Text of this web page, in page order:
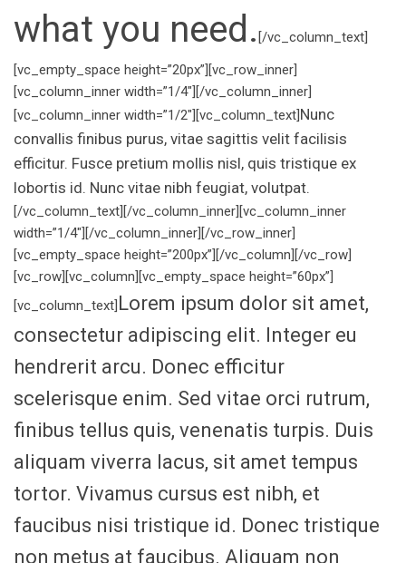
what you need. [/vc_column_text]
[vc_empty_space height=”20px”][vc_row_inner]
[vc_column_inner width=”1/4″][/vc_column_inner]
[vc_column_inner width=”1/2″][vc_column_text]Nunc
convallis finibus purus, vitae sagittis velit facilisis
efficitur. Fusce pretium mollis nisl, quis tristique ex
lobortis id. Nunc vitae nibh feugiat, volutpat.
[/vc_column_text][/vc_column_inner][vc_column_inner
width=”1/4″][/vc_column_inner][/vc_row_inner]
[vc_empty_space height=”200px”][/vc_column][/vc_row]
[vc_row][vc_column][vc_empty_space height=”60px”]
[vc_column_text] Lorem ipsum dolor sit amet,
consectetur adipiscing elit. Integer eu
hendrerit arcu. Donec efficitur
scelerisque enim. Sed vitae orci rutrum,
finibus tellus quis, venenatis turpis. Duis
aliquam viverra lacus, sit amet tempus
tortor. Vivamus cursus est nibh, et
faucibus nisi tristique id. Donec tristique
non metus at faucibus. Aliquam non